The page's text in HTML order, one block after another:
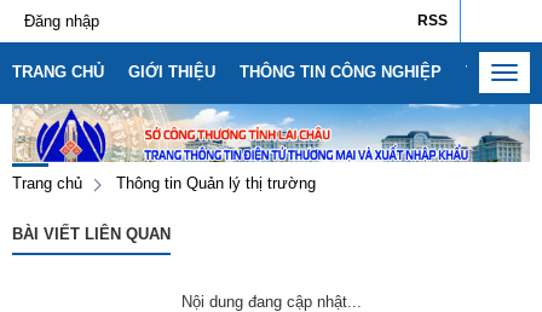
RSS
Đăng nhập
TRANG CHỦ GIỚI THIỆU THÔNG TIN CÔNG NGHIỆP THÔNG
Trang chủ Thông tin Quản lý thị trường
BÀI VIẾT LIÊN QUAN
Nội dung đang cập nhật...